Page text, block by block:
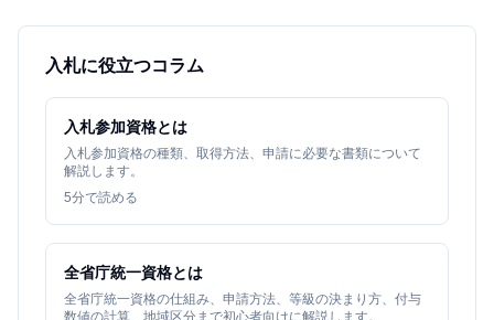
入札に役立つコラム
入札参加資格とは
入札参加資格の種類、取得方法、申請に必要な書類について
解説します。
5分で読める
全省庁統一資格とは
全省庁統一資格の仕組み、申請方法、等級の決まり方、付与
数値の計算、地域区分まで初心者向けに解説します。